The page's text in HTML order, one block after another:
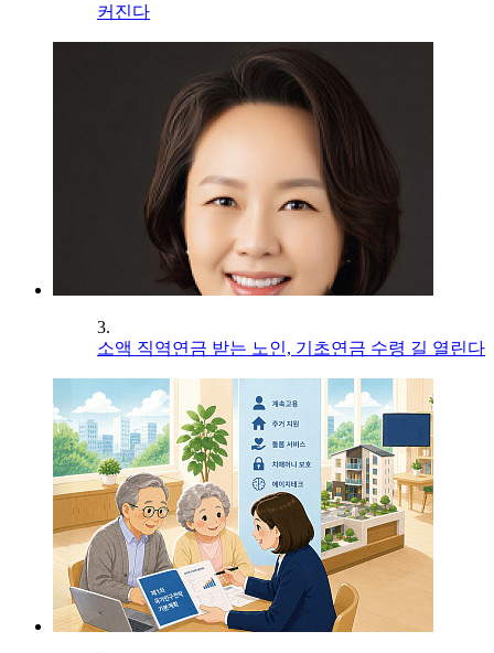
커진다
3.
소액 직역연금 받는 노인, 기초연금 수령 길 열린다